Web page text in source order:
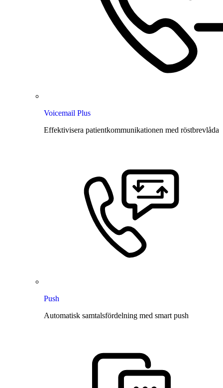
Voicemail Plus
Effektivisera patientkommunikationen med röstbrevlåda
Push
Automatisk samtalsfördelning med smart push